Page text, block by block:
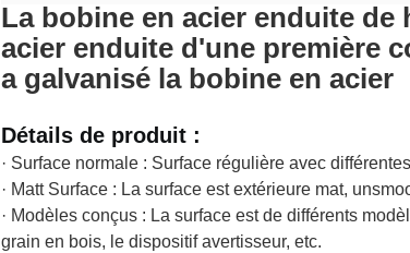
La bobine en acier enduite de
acier enduite d'une première
a galvanisé la bobine en acier
Détails de produit :
· Surface normale : Surface régulière avec
· Matt Surface : La surface est extérieure mat,
· Modèles conçus : La surface est de différents
grain en bois, le dispositif avertisseur, etc.